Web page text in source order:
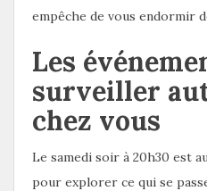
empêche de vous endormir
Les
surveiller
chez vous
Le samedi soir à 20h30 est
pour explorer ce qui se